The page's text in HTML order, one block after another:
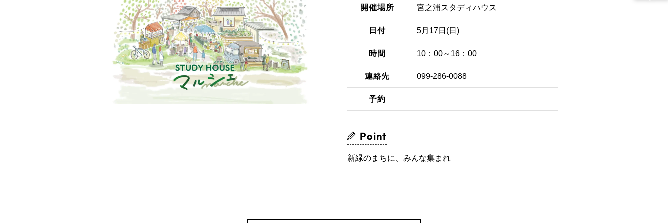
開催場所 宮之浦スタディハウス
日付 5月17日(日)
時間 10：00～16：00
連絡先 099-286-0088
予約
Point
新緑のまちに、みんな集まれ